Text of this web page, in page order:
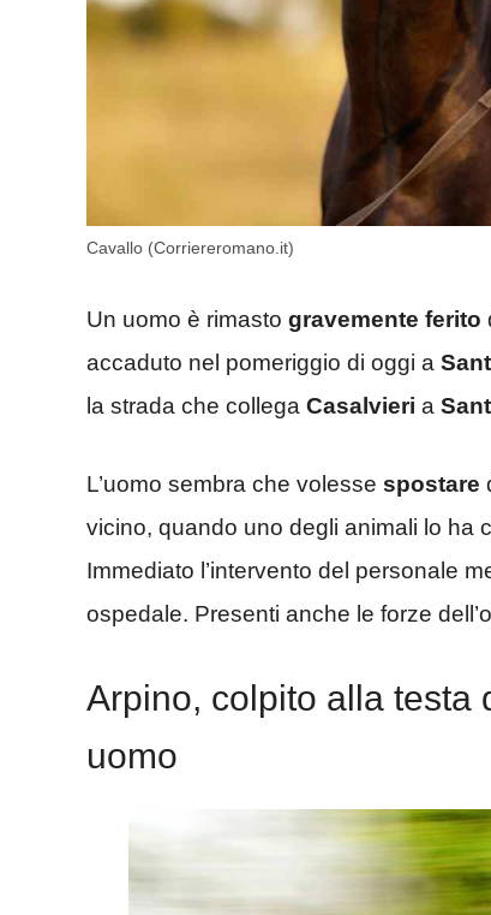
Cavallo (Corriereromano.it)
Un uomo è rimasto gravemente ferito
accaduto nel pomeriggio di oggi a
la strada che collega Casalvieri a
L’uomo sembra che volesse spostare
vicino, quando uno degli animali lo ha
Immediato l’intervento del personale
ospedale. Presenti anche le forze
Arpino, colpito alla testa
uomo